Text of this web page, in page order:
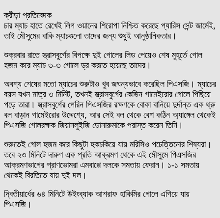
ক্রীড়া প্রতিবেদক
চার ম্যাচ হাতে রেখেই লিগ ওয়ানের শিরোপা নিশ্চিত করেছে প্যারিস সেন্ট জার্মেই,
তাই মৌসুমের বাকি ম্যাচগুলো তাদের জন্য শুধুই আনুষ্ঠানিকতার।
শুক্রবার রাতে স্ত্রাসবুর্গের বিপক্ষে দুই গোলের লিড পেয়েও শেষ মুহূর্তে গোল
হজম করে ম্যাচ ৩-৩ গোলে ড্র করতে হয়েছে তাদের।
অবশ্য শেষের মতো ম্যাচের শুরুটাও খুব জঘন্যভাবে করেছিল পিএসজি। ম্যাচের
বয়স যখন মাত্র ৩ মিনিট, তখনই স্ত্রাসবুর্গের কেভিন গামেইরোর গোলে পিছিয়ে
পড়ে তারা। স্ত্রাসবুর্গের পেরিন পিএসজির রক্ষণকে বোকা বানিয়ে দুর্দান্ত এক থ্রু
বল বাড়ান গামেইরোর উদ্দেশ্যে, আর সেই বল থেকে বেশ কঠিন অ্যাঙ্গেল থেকেই
পিএসজি গোলরক্ষক জিয়ানলুইজি ডোনারুমাকে পরাস্ত করেন তিনি।
শুরুতেই গোল হজম করে কিছুটা হকচকিয়ে যায় মরিসিও পচেত্তিনোর শিষ্যরা।
তবে ২৩ মিনিটে দারুণ এক প্রতি আক্রমণ থেকে এই মৌসুমে পিএসজির
আক্রমণভাগের প্রাণভোমরা এমবাপ্পে দলকে সমতায় ফেরান। ১-১ সমতায়
থেকেই বিরতিতে যায় দুই দল।
দ্বিতীয়ার্ধের ৬৪ মিনিটে উইংব্যাক আশরাফ হাকিমির গোলে এগিয়ে যায়
পিএসজি।